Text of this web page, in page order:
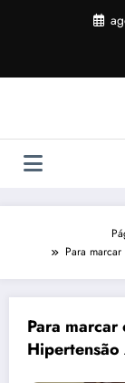
Para
Para